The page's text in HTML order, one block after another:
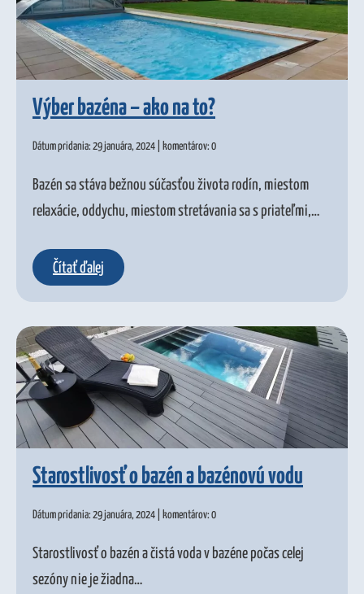
Výber bazéna – ako na to?
Dátum pridania: 29 januára, 2024 | komentárov: 0
Bazén sa stáva bežnou súčasťou života rodín, miestom
relaxácie, oddychu, miestom stretávania sa s priateľmi,…
Čítať ďalej
Starostlivosť o bazén a bazénovú vodu
Dátum pridania: 29 januára, 2024 | komentárov: 0
Starostlivosť o bazén a čistá voda v bazéne počas celej
sezóny nie je žiadna…